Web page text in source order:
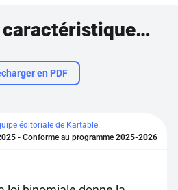
Connaître les caractéristiques de la loi binomiale
en PDF
éditoriale de Kartable.
- Conforme au programme 2025-2026